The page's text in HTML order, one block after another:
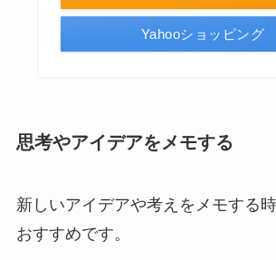
Yahooショッピング
思考やアイデアをメモする
新しいアイデアや考えをメモする
おすすめです。